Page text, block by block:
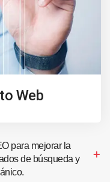
Web
para mejorar la
de búsqueda y